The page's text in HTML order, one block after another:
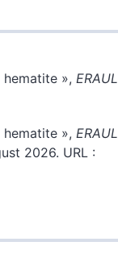
», ERAUL
», ERAUL
2026. URL :